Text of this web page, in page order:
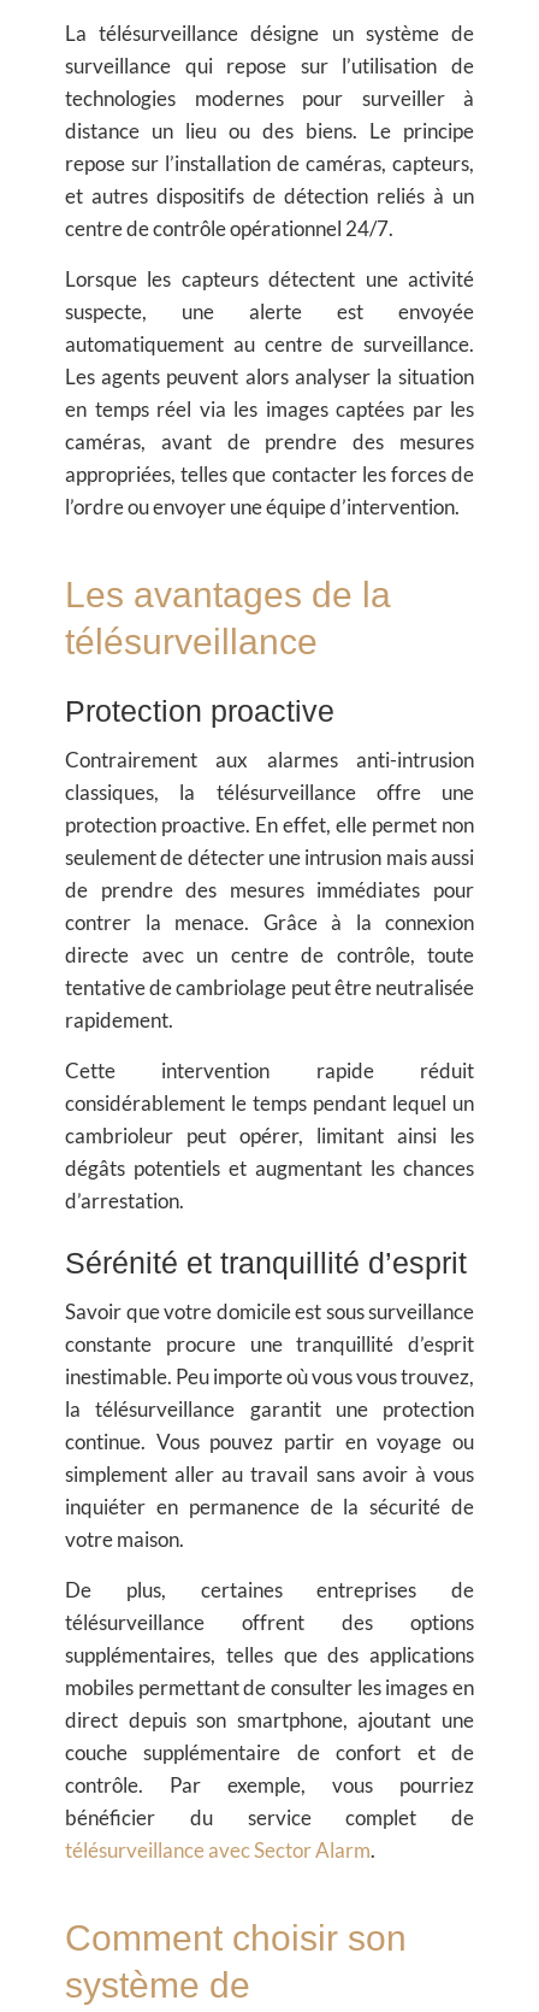
La télésurveillance désigne un système de
surveillance qui repose sur l’utilisation de
technologies modernes pour surveiller à
distance un lieu ou des biens. Le principe
repose sur l’installation de caméras, capteurs,
et autres dispositifs de détection reliés à un
centre de contrôle opérationnel 24/7.
Lorsque les capteurs détectent une activité
suspecte, une alerte est envoyée
automatiquement au centre de surveillance.
Les agents peuvent alors analyser la situation
en temps réel via les images captées par les
caméras, avant de prendre des mesures
appropriées, telles que contacter les forces de
l’ordre ou envoyer une équipe d’intervention.
Les avantages de la
télésurveillance
Protection proactive
Contrairement aux alarmes anti-intrusion
classiques, la télésurveillance offre une
protection proactive. En effet, elle permet non
seulement de détecter une intrusion mais aussi
de prendre des mesures immédiates pour
contrer la menace. Grâce à la connexion
directe avec un centre de contrôle, toute
tentative de cambriolage peut être neutralisée
rapidement.
Cette intervention rapide réduit
considérablement le temps pendant lequel un
cambrioleur peut opérer, limitant ainsi les
dégâts potentiels et augmentant les chances
d’arrestation.
Sérénité et tranquillité d’esprit
Savoir que votre domicile est sous surveillance
constante procure unetranquillité d’esprit
inestimable. Peu importe où vous vous trouvez,
la télésurveillance garantit une protection
continue. Vous pouvez partir en voyage ou
simplement aller au travail sans avoir à vous
inquiéter en permanence de la sécurité de
votre maison.
De plus, certaines entreprises de
télésurveillance offrent des options
supplémentaires, telles que des applications
mobiles permettant de consulter les images en
direct depuis son smartphone, ajoutant une
couche supplémentaire de confort et de
contrôle. Par exemple, vous pourriez
bénéficier du service complet de
télésurveillance avec Sector Alarm.
Comment choisir son
système de